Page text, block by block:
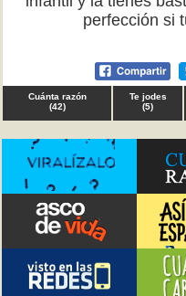
perfección si
Cuánta razón
(42)
Te jodes
(5)